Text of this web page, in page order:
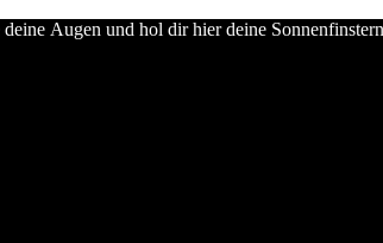
Augen und hol dir hier deine